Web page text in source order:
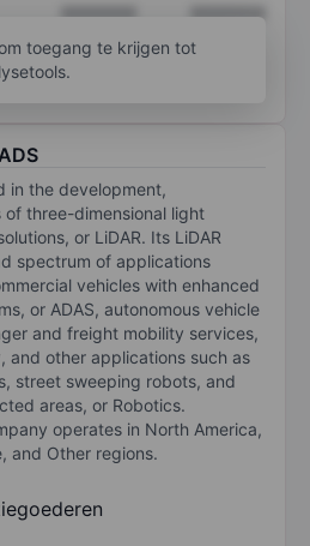
XXXXXXX
XXXXXXX
toegang te krijgen tot
in the development,
three-dimensional light
or LiDAR. Its LiDAR
spectrum of applications
vehicles with enhanced
or ADAS, autonomous vehicle
and freight mobility services,
and other applications such as
street sweeping robots, and
areas, or Robotics.
operates in North America,
and Other regions.